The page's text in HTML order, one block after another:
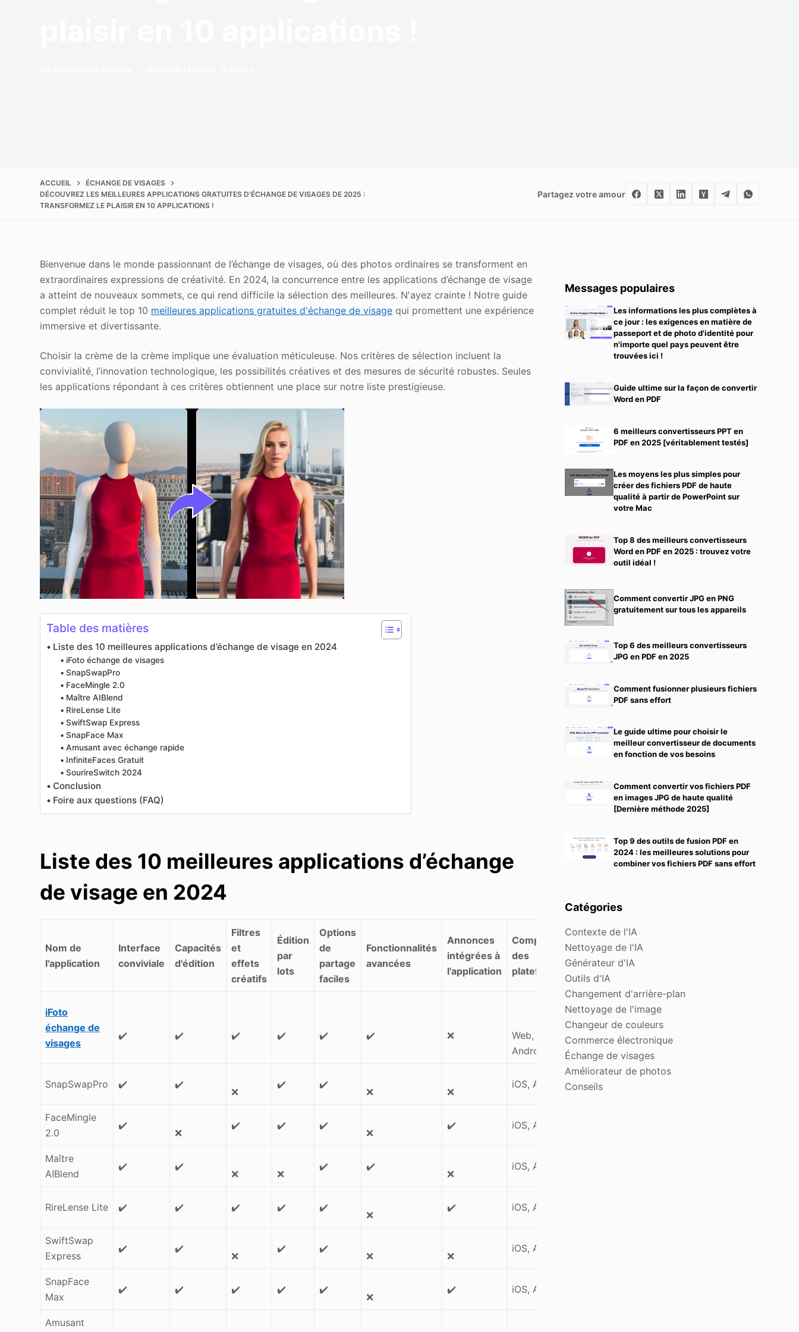
ACCUEIL
ÉCHANGE DE VISAGES
DÉCOUVREZ LES MEILLEURES APPLICATIONS GRATUITES D'ÉCHANGE DE VISAGES DE 2025 :
TRANSFORMEZ LE PLAISIR EN 10 APPLICATIONS !
Partagez votre amour
Bienvenue dans le monde passionnant de l’échange de visages, où des photos ordinaires se transforment en
extraordinaires expressions de créativité. En 2024, la concurrence entre les applications d’échange de visage
a atteint de nouveaux sommets, ce qui rend difficile la sélection des meilleures. N'ayez crainte ! Notre guide
complet réduit le top 10 meilleures applications gratuites d'échange de visage qui promettent une expérience
immersive et divertissante.
Choisir la crème de la crème implique une évaluation méticuleuse. Nos critères de sélection incluent la
convivialité, l’innovation technologique, les possibilités créatives et des mesures de sécurité robustes. Seules
les applications répondant à ces critères obtiennent une place sur notre liste prestigieuse.
Table des matières
Liste des 10 meilleures applications d’échange de visage en 2024
iFoto échange de visages
SnapSwapPro
FaceMingle 2.0
Maître AIBlend
RireLense Lite
SwiftSwap Express
SnapFace Max
Amusant avec échange rapide
InfiniteFaces Gratuit
SourireSwitch 2024
Conclusion
Foire aux questions (FAQ)
Liste des 10 meilleures applications d’échange
de visage en 2024
Nom de
l'application
Interface
conviviale
Capacités
d'édition
Filtres
et
effets
créatifs
Édition
par
lots
Options
de
partage
faciles
Fonctionnalités
avancées
Annonces
intégrées à
l'application
Compatibilité
des
plateformes
iFoto
échange de
visages
✔️ ✔️ ✔️ ✔️ ✔️ ✔️ ❌
Web, iOS,
Android
SnapSwapPro ✔️ ✔️
❌
✔️ ✔️
❌ ❌
iOS, Android
FaceMingle
2.0
✔️
❌
✔️ ✔️ ✔️
❌
✔️ iOS, Android
Maître
AIBlend
✔️ ✔️
❌ ❌
✔️ ✔️
❌
iOS, Android
RireLense Lite ✔️ ✔️ ✔️ ✔️ ✔️
❌
✔️ iOS, Android
SwiftSwap
Express
✔️ ✔️
❌
✔️ ✔️
❌ ❌
iOS, Android
SnapFace
Max
✔️ ✔️ ✔️ ✔️ ✔️
❌
✔️ iOS, Android
Amusant
Messages populaires
Les informations les plus complètes à
ce jour : les exigences en matière de
passeport et de photo d'identité pour
n'importe quel pays peuvent être
trouvées ici !
Guide ultime sur la façon de convertir
Word en PDF
6 meilleurs convertisseurs PPT en
PDF en 2025 [véritablement testés]
Les moyens les plus simples pour
créer des fichiers PDF de haute
qualité à partir de PowerPoint sur
votre Mac
Top 8 des meilleurs convertisseurs
Word en PDF en 2025 : trouvez votre
outil idéal !
Comment convertir JPG en PNG
gratuitement sur tous les appareils
Top 6 des meilleurs convertisseurs
JPG en PDF en 2025
Comment fusionner plusieurs fichiers
PDF sans effort
Le guide ultime pour choisir le
meilleur convertisseur de documents
en fonction de vos besoins
Comment convertir vos fichiers PDF
en images JPG de haute qualité
[Dernière méthode 2025]
Top 9 des outils de fusion PDF en
2024 : les meilleures solutions pour
combiner vos fichiers PDF sans effort
Catégories
Contexte de l'IA
Nettoyage de l'IA
Générateur d'IA
Outils d'IA
Changement d'arrière-plan
Nettoyage de l'image
Changeur de couleurs
Commerce électronique
Échange de visages
Améliorateur de photos
Conseils